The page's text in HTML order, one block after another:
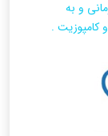
و به
.